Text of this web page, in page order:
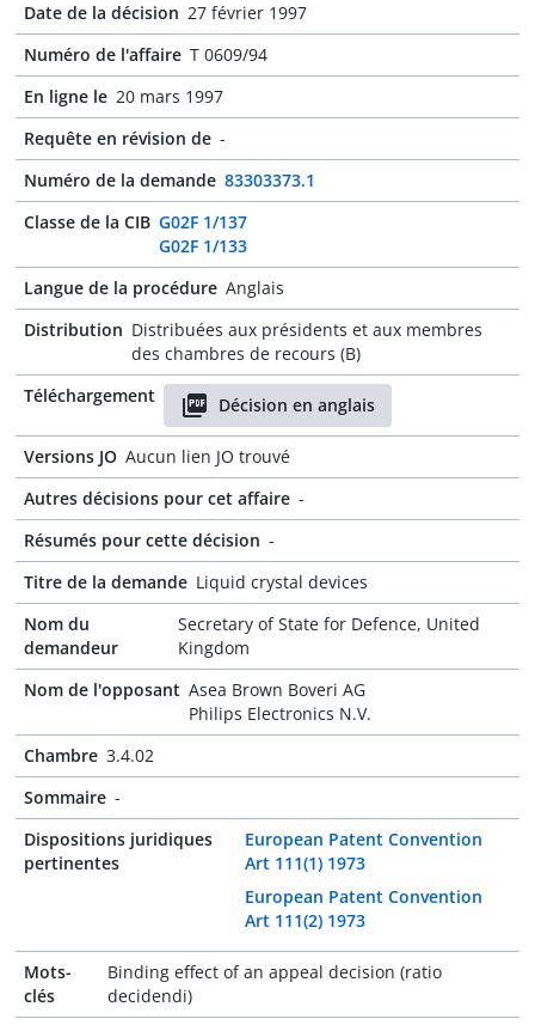
Date de la décision 27 février 1997
Numéro de l'affaire T 0609/94
En ligne le 20 mars 1997
Requête en révision de -
Numéro de la demande 83303373.1
Classe de la CIB G02F 1/137
G02F 1/133
Langue de la procédure Anglais
Distribution Distribuées aux présidents et aux membres
des chambres de recours (B)
Téléchargement
Décision en anglais
Versions JO Aucun lien JO trouvé
Autres décisions pour cet affaire -
Résumés pour cette décision -
Titre de la demande Liquid crystal devices
Nom du
demandeur
Secretary of State for Defence, United
Kingdom
Nom de l'opposant Asea Brown Boveri AG
Philips Electronics N.V.
Chambre 3.4.02
Sommaire -
Dispositions juridiques
pertinentes
European Patent Convention
Art 111(1) 1973
European Patent Convention
Art 111(2) 1973
Mots-
clés
Binding effect of an appeal decision (ratio
decidendi)